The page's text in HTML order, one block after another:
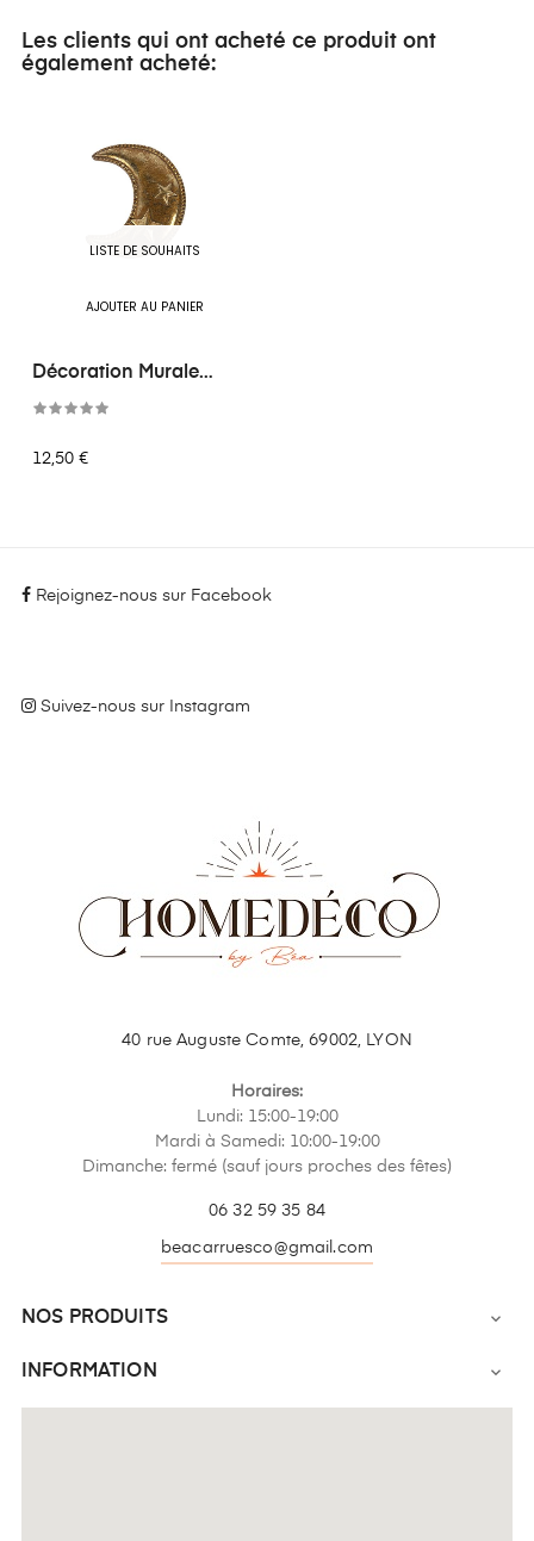
Les clients qui ont acheté ce produit ont
également acheté:
LISTE DE SOUHAITS
AJOUTER AU PANIER
Décoration Murale
Lune...
12,50 €
Rejoignez-nous sur Facebook
Suivez-nous sur Instagram
40 rue Auguste Comte, 69002, LYON
Horaires:
Lundi: 15:00-19:00
Mardi à Samedi: 10:00-19:00
Dimanche: fermé (sauf jours proches des fêtes)
06 32 59 35 84
beacarruesco@gmail.com
NOS PRODUITS 
INFORMATION 